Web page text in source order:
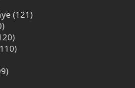
(121)